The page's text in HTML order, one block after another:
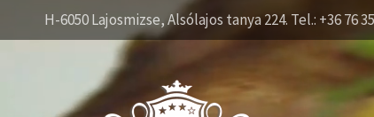
H-6050 Lajosmizse, Alsólajos tanya 224. Tel.: +36 76